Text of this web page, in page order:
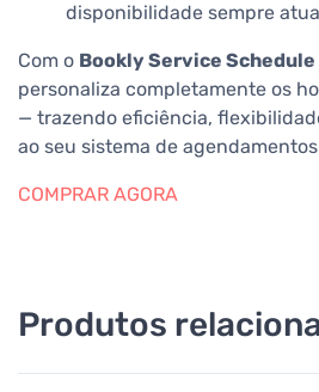
disponibilidade sempre
Com o Bookly Service Schedule
personaliza completamente os
— trazendo eficiência,
ao seu sistema de
COMPRAR AGORA
Produtos